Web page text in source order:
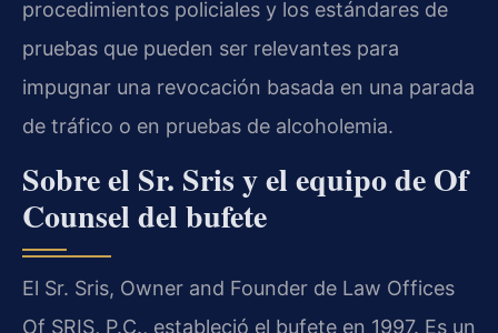
procedimientos policiales y los estándares de
pruebas que pueden ser relevantes para
impugnar una revocación basada en una parada
de tráfico o en pruebas de alcoholemia.
Sobre el Sr. Sris y el equipo de Of
Counsel del bufete
El Sr. Sris, Owner and Founder de Law Offices
Of SRIS, P.C., estableció el bufete en 1997. Es un